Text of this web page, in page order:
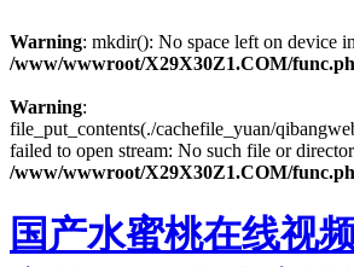
Warning: mkdir(): No space left on device in
/www/wwwroot/X29X30Z1.COM/
Warning:
file_put_contents(./cachefile_yuan/
failed to open stream: No such file or
/www/wwwroot/X29X30Z1.COM/
国产水蜜桃在线视